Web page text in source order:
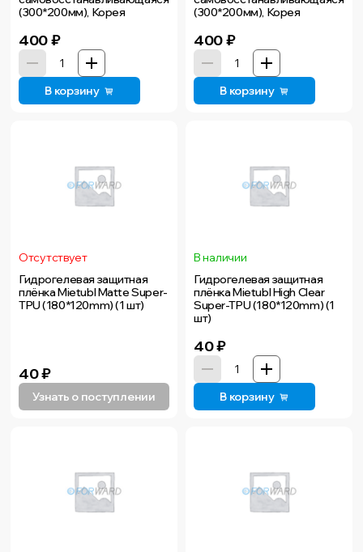
(300*200мм), Корея
400₽
В корзину
(300*200мм), Корея
400₽
В корзину
Отсутствует
Гидрогелевая защитная
плёнка Mietubl Matte Super-
TPU (180*120mm) (1 шт)
40₽
Узнать о поступлении
В наличии
Гидрогелевая защитная
плёнка Mietubl High Clear
Super-TPU (180*120mm) (1
шт)
40₽
В корзину